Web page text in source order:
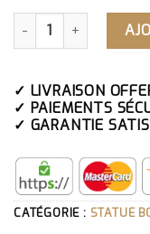
QUANTITÉ DE
✓ LIVRAISON
✓ PAIEMENTS
✓ GARANTIE
CATÉGORIE : STATUE